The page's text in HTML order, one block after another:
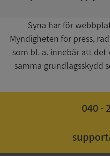
Syna har för
Myndigheten för press,
som bl. a. innebär att
samma grundlagsskydd
040 -
CookieScriptConsent